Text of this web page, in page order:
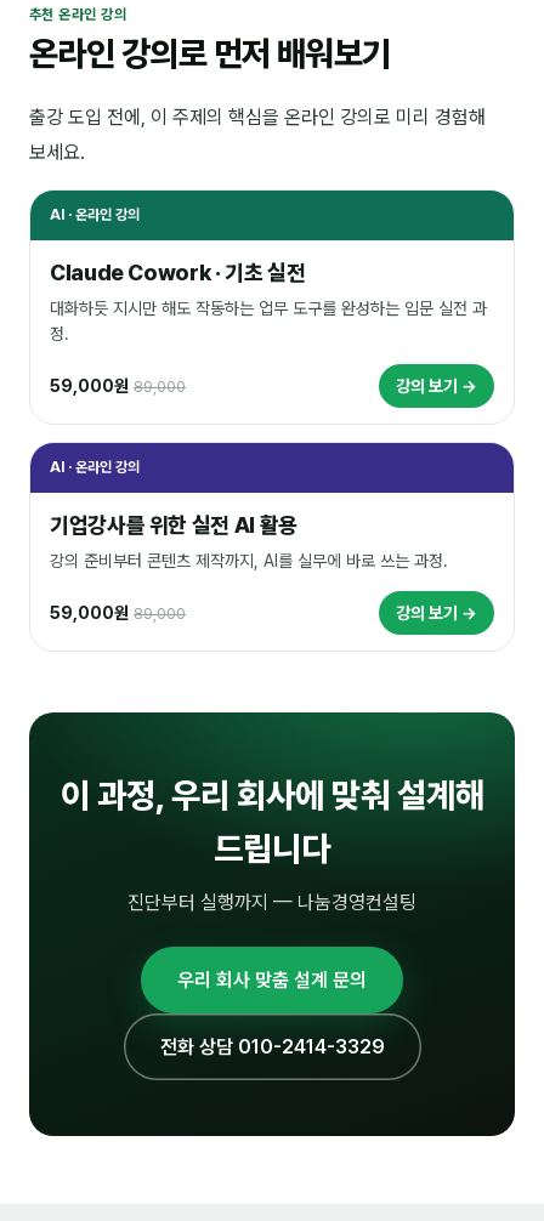
추천 온라인 강의
온라인 강의로 먼저 배워보기
출강 도입 전에, 이 주제의 핵심을 온라인 강의로 미리 경험해
보세요.
AI · 온라인 강의
Claude Cowork · 기초 실전
대화하듯 지시만 해도 작동하는 업무 도구를 완성하는 입문 실전 과
정.
59,000원 89,000 강의 보기 →
AI · 온라인 강의
기업강사를 위한 실전 AI 활용
강의 준비부터 콘텐츠 제작까지, AI를 실무에 바로 쓰는 과정.
59,000원 89,000 강의 보기 →
이 과정, 우리 회사에 맞춰 설계해
드립니다
진단부터 실행까지 — 나눔경영컨설팅
우리 회사 맞춤 설계 문의
전화 상담 010-2414-3329